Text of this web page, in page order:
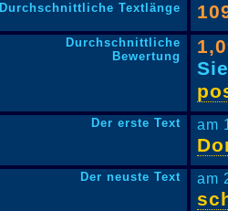
Durchschnittliche Textlänge
Durchschnittliche
Bewertung
Der erste Text am
Der neuste Text am